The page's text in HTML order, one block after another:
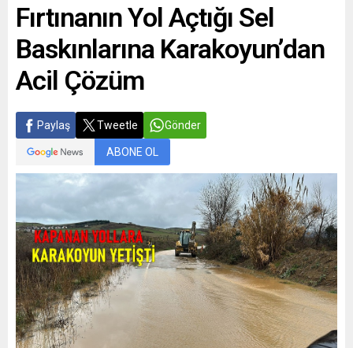
Fırtınanın Yol Açtığı Sel
Baskınlarına Karakoyun’dan
Acil Çözüm
Paylaş Tweetle Gönder
ABONE OL